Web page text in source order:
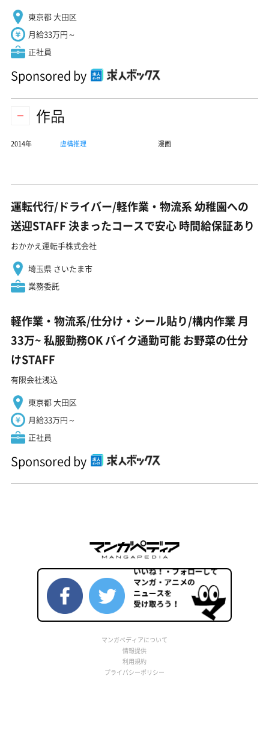
東京都 大田区
月給33万円～
正社員
Sponsored by
作品
2014年 虚構推理 漫画
運転代行/ドライバー/軽作業・物流系 幼稚園への
送迎STAFF 決まったコースで安心 時間給保証あり
おかかえ運転手株式会社
埼玉県 さいたま市
業務委託
軽作業・物流系/仕分け・シール貼り/構内作業 月
33万~ 私服勤務OK バイク通勤可能 お野菜の仕分
けSTAFF
有限会社浅込
東京都 大田区
月給33万円～
正社員
Sponsored by
マンガペディアについて
情報提供
利用規約
プライバシーポリシー